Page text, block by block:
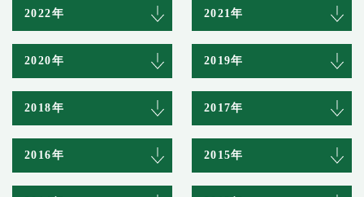
2022年 2021年
2020年 2019年
2018年 2017年
2016年 2015年